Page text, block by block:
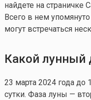
найдете на страничке
Всего в нем
могут встречаться
Какой лунный
23 марта 2024 года до
сутки. Фаза луны —